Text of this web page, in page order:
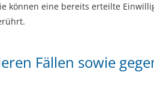
können eine bereits erteilte
Fällen sowie